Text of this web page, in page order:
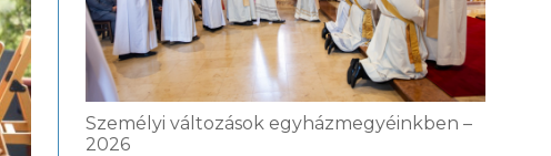
Személyi változások egyházmegyéinkben –
2026